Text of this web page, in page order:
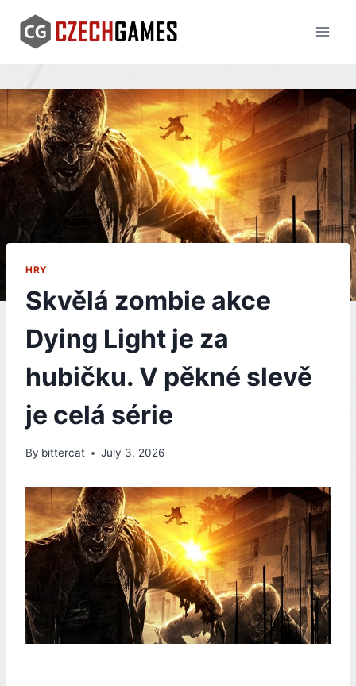
content
HRY
Skvělá zombie akce
Dying Light je za
hubičku. V pěkné slevě
je celá série
By bittercat July 3, 2026